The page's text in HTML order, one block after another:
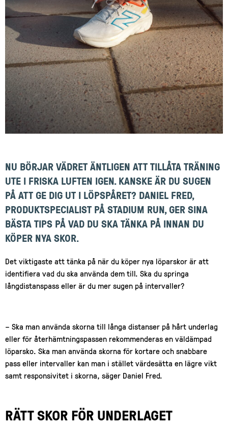
NU BÖRJAR VÄDRET ÄNTLIGEN ATT TILLÅTA TRÄNING
UTE I FRISKA LUFTEN IGEN. KANSKE ÄR DU SUGEN
PÅ ATT GE DIG UT I LÖPSPÅRET? DANIEL FRED,
PRODUKTSPECIALIST PÅ STADIUM RUN, GER SINA
BÄSTA TIPS PÅ VAD DU SKA TÄNKA PÅ INNAN DU
KÖPER NYA SKOR.
Det viktigaste att tänka på när du köper nya löparskor är att
identifiera vad du ska använda dem till. Ska du springa
långdistanspass eller är du mer sugen på intervaller?
– Ska man använda skorna till långa distanser på hårt underlag
eller för återhämtningspassen rekommenderas en väldämpad
löparsko. Ska man använda skorna för kortare och snabbare
pass eller intervaller kan man i stället värdesätta en lägre vikt
samt responsivitet i skorna, säger Daniel Fred.
RÄTT SKOR FÖR UNDERLAGET